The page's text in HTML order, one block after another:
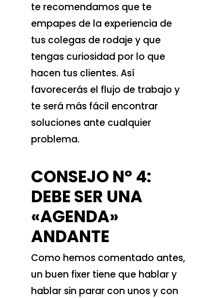
te recomendamos que te
empapes de la experiencia de
tus colegas de rodaje y que
tengas curiosidad por lo que
hacen tus clientes. Así
favorecerás el flujo de trabajo y
te será más fácil encontrar
soluciones ante cualquier
problema.
CONSEJO Nº 4:
DEBE SER UNA
«AGENDA»
ANDANTE
Como hemos comentado antes,
un buen fixer tiene que hablar y
hablar sin parar con unos y con